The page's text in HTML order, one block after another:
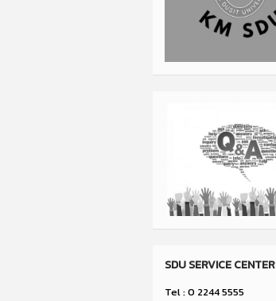
SDU SERVICE CENTER
Tel : 0 2244 5555